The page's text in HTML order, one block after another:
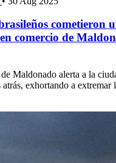
cometieron
comercio de
Maldonado alerta a la
atrás, exhortando a extremar